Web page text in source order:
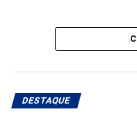
DESTAQUE